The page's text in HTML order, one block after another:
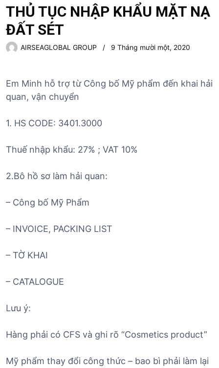
THỦ TỤC NHẬP KHẨU MẶT NẠ
ĐẤT SÉT
AIRSEAGLOBAL GROUP 9 Tháng mười một, 2020
Em Minh hỗ trợ từ Công bố Mỹ phẩm đến khai hải
quan, vận chuyển
1. HS CODE: 3401.3000
Thuế nhập khẩu: 27% ; VAT 10%
2.Bô hồ sơ làm hải quan:
– Công bố Mỹ Phẩm
– INVOICE, PACKING LIST
– TỜ KHAI
– CATALOGUE
Lưu ý:
Hàng phải có CFS và ghi rõ “Cosmetics product”
Mỹ phẩm thay đổi công thức – bao bì phải làm lại